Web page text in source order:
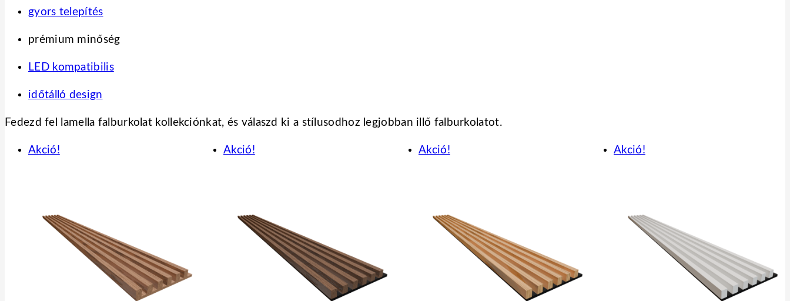
gyors telepítés
prémium minőség
LED kompatibilis
időtálló design
Fedezd fel lamella falburkolat kollekciónkat, és válaszd ki a stílusodhoz legjobban illő falburkolatot.
Akció! Akció! Akció! Akció!